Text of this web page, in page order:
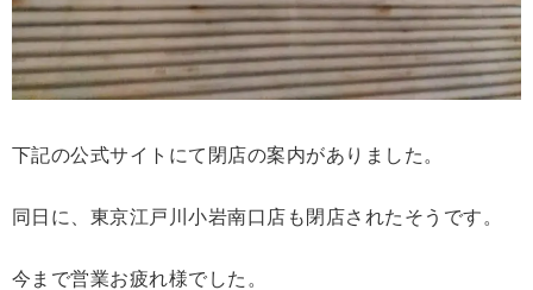
下記の公式サイトにて閉店の案内がありました。
同日に、東京江戸川小岩南口店も閉店されたそうです。
今まで営業お疲れ様でした。